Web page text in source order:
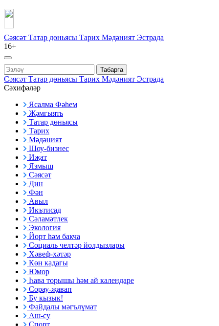
Сәясәт Татар дөньясы Тарих Мәдәният Эстрада
16+
Табарга
Сәясәт Татар дөньясы Тарих Мәдәният Эстрада
Сәхифәләр
Ясалма Фәһем
Җәмгыять
Татар дөньясы
Тарих
Мәдәният
Шоу-бизнес
Иҗат
Язмыш
Сәясәт
Дин
Фән
Авыл
Икътисад
Сәламәтлек
Экология
Йорт һәм бакча
Социаль челтәр йолдызлары
Хәвеф-хәтәр
Көн кадагы
Юмор
Һава торышы һәм ай календаре
Сорау-җавап
Бу кызык!
Файдалы мәгълүмат
Аш-су
Спорт